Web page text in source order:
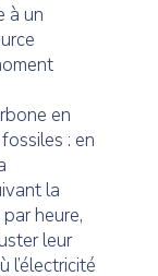
à un
en
: en
la
heure,
leur
l’électricité